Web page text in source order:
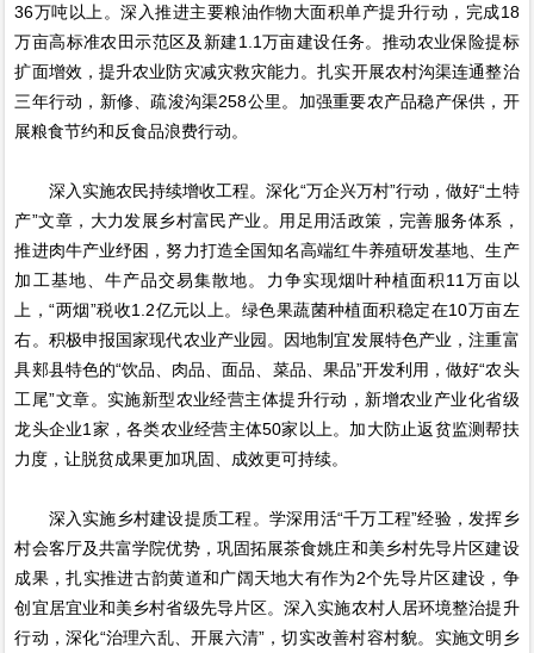
36万吨以上。深入推进主要粮油作物大面积单产提升行动，完成18
万亩高标准农田示范区及新建1.1万亩建设任务。推动农业保险提标
扩面增效，提升农业防灾减灾救灾能力。扎实开展农村沟渠连通整治
三年行动，新修、疏浚沟渠258公里。加强重要农产品稳产保供，开
展粮食节约和反食品浪费行动。
深入实施农民持续增收工程。深化“万企兴万村”行动，做好“土特
产”文章，大力发展乡村富民产业。用足用活政策，完善服务体系，
推进肉牛产业纾困，努力打造全国知名高端红牛养殖研发基地、生产
加工基地、牛产品交易集散地。力争实现烟叶种植面积11万亩以
上，“两烟”税收1.2亿元以上。绿色果蔬菌种植面积稳定在10万亩左
右。积极申报国家现代农业产业园。因地制宜发展特色产业，注重富
具郏县特色的“饮品、肉品、面品、菜品、果品”开发利用，做好“农头
工尾”文章。实施新型农业经营主体提升行动，新增农业产业化省级
龙头企业1家，各类农业经营主体50家以上。加大防止返贫监测帮扶
力度，让脱贫成果更加巩固、成效更可持续。
深入实施乡村建设提质工程。学深用活“千万工程”经验，发挥乡
村会客厅及共富学院优势，巩固拓展茶食姚庄和美乡村先导片区建设
成果，扎实推进古韵黄道和广阔天地大有作为2个先导片区建设，争
创宜居宜业和美乡村省级先导片区。深入实施农村人居环境整治提升
行动，深化“治理六乱、开展六清”，切实改善村容村貌。实施文明乡